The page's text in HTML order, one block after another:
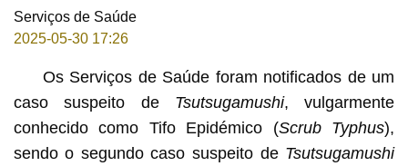
Serviços de Saúde
2025-05-30 17:26
Os Serviços de Saúde foram notificados de um
caso suspeito de Tsutsugamushi, vulgarmente
conhecido como Tifo Epidémico (Scrub Typhus),
sendo o segundo caso suspeito de Tsutsugamushi